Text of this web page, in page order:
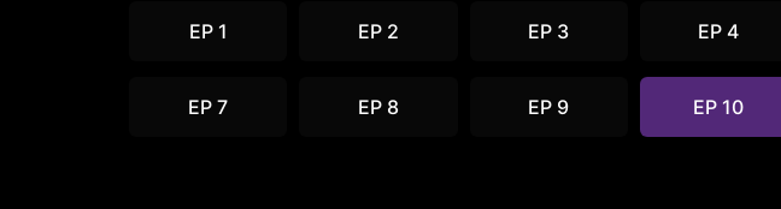
EP 1 EP 2 EP 3 EP 4
EP 7 EP 8 EP 9 EP 10